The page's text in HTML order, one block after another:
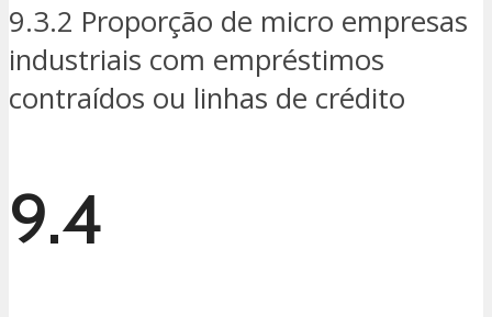
9.3.2 Proporção de micro empresas
industriais com empréstimos
contraídos ou linhas de crédito
9.4